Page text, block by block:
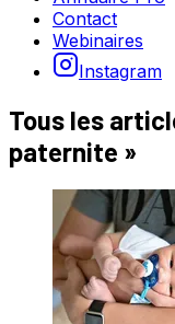
Contact
Webinaires
Instagram
Tous les
paternite »